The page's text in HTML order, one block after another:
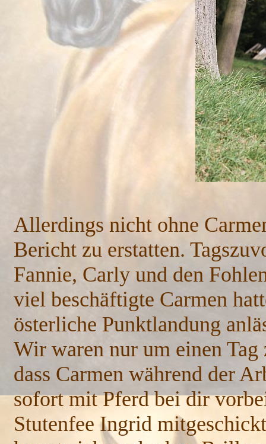
Allerdings nicht ohne
Bericht zu erstatten.
Fannie, Carly und den
viel beschäftigte Carmen
österliche Punktlandung
Wir waren nur um einen
dass Carmen während der
sofort mit Pferd bei dir
Stutenfee Ingrid